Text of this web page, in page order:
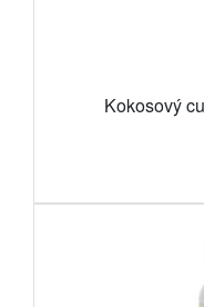
Kokosový